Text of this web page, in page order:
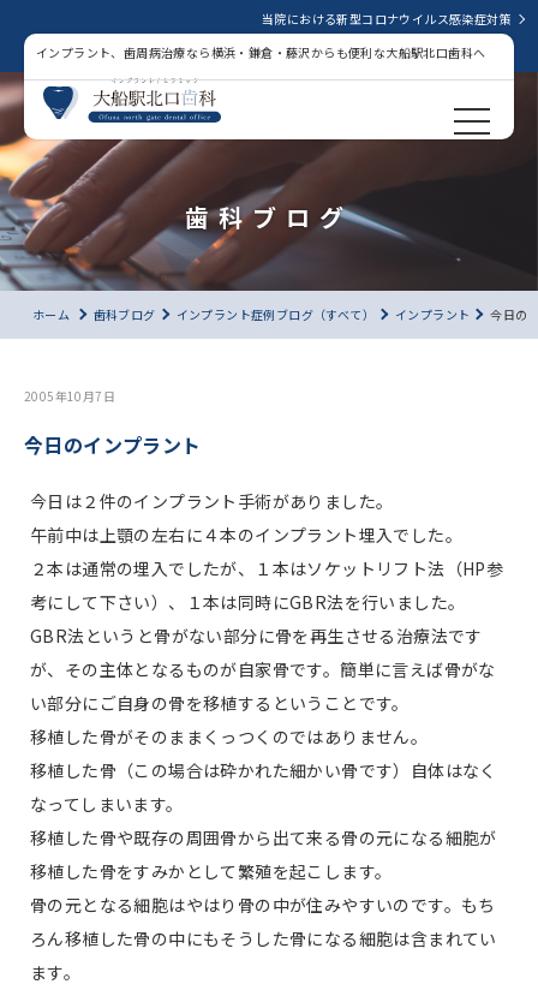
当院における新型コロナウイルス感染症対策
インプラント、歯周病治療なら横浜・鎌倉・藤沢からも便利な大船駅北口歯科へ
歯科ブログ
ホーム 歯科ブログ インプラント症例ブログ（すべて） インプラント 今日の
2005年10月7日
今日のインプラント
今日は２件のインプラント手術がありました。
午前中は上顎の左右に４本のインプラント埋入でした。
２本は通常の埋入でしたが、１本はソケットリフト法（HP参
考にして下さい）、１本は同時にGBR法を行いました。
GBR法というと骨がない部分に骨を再生させる治療法です
が、その主体となるものが自家骨です。簡単に言えば骨がな
い部分にご自身の骨を移植するということです。
移植した骨がそのままくっつくのではありません。
移植した骨（この場合は砕かれた細かい骨です）自体はなく
なってしまいます。
移植した骨や既存の周囲骨から出て来る骨の元になる細胞が
移植した骨をすみかとして繁殖を起こします。
骨の元となる細胞はやはり骨の中が住みやすいのです。もち
ろん移植した骨の中にもそうした骨になる細胞は含まれてい
ます。